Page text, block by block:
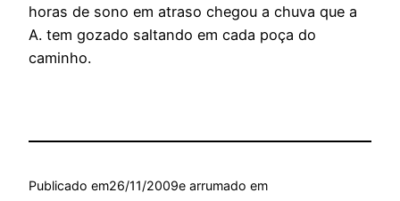
horas de sono em atraso chegou a chuva que a
A. tem gozado saltando em cada poça do
caminho.
Publicado em26/11/2009e arrumado em